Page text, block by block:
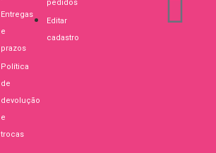
Entregas
e
prazos
Política
de
devolução
e
trocas
pedidos
Editar
cadastro